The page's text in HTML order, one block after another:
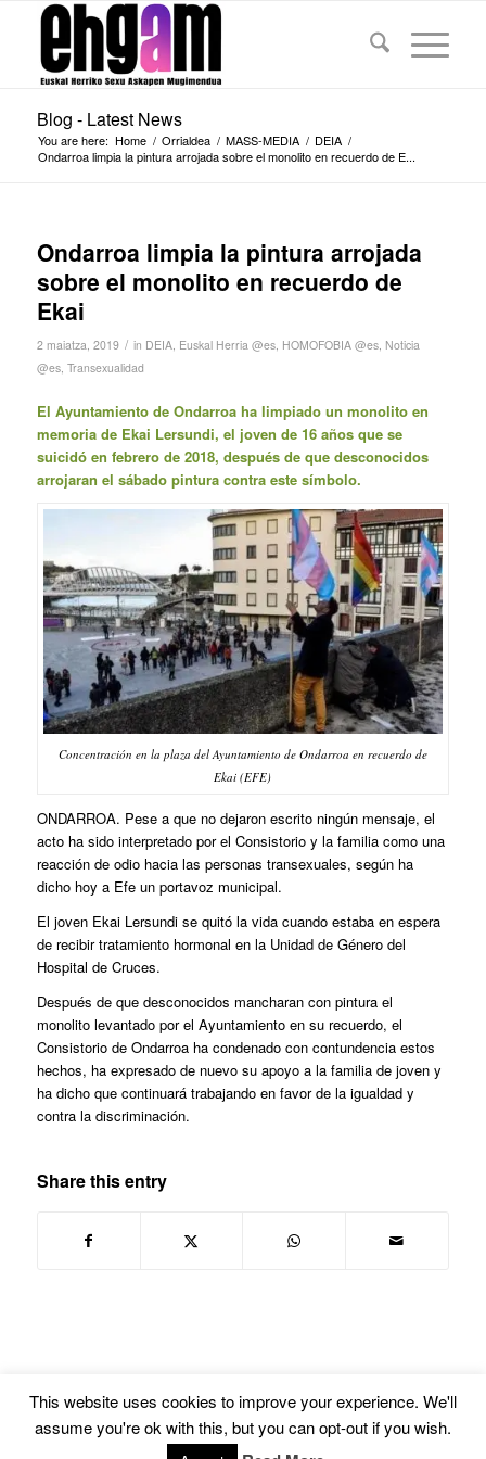
Blog - Latest News
You are here: Home / Orrialdea / MASS-MEDIA / DEIA /
Ondarroa limpia la pintura arrojada sobre el monolito en recuerdo de E...
Ondarroa limpia la pintura arrojada
sobre el monolito en recuerdo de
Ekai
2 maiatza, 2019 / in DEIA, Euskal Herria @es, HOMOFOBIA @es, Noticia
@es, Transexualidad
El Ayuntamiento de Ondarroa ha limpiado un monolito en
memoria de Ekai Lersundi, el joven de 16 años que se
suicidó en febrero de 2018, después de que desconocidos
arrojaran el sábado pintura contra este símbolo.
Concentración en la plaza del Ayuntamiento de Ondarroa en recuerdo de
Ekai (EFE)
ONDARROA. Pese a que no dejaron escrito ningún mensaje, el
acto ha sido interpretado por el Consistorio y la familia como una
reacción de odio hacia las personas transexuales, según ha
dicho hoy a Efe un portavoz municipal.
El joven Ekai Lersundi se quitó la vida cuando estaba en espera
de recibir tratamiento hormonal en la Unidad de Género del
Hospital de Cruces.
Después de que desconocidos mancharan con pintura el
monolito levantado por el Ayuntamiento en su recuerdo, el
Consistorio de Ondarroa ha condenado con contundencia estos
hechos, ha expresado de nuevo su apoyo a la familia de joven y
ha dicho que continuará trabajando en favor de la igualdad y
contra la discriminación.
Share this entry
© Copyright -Euskal Herriko Gay-Les Askapen Mugimendua- powered by
This website uses cookies to improve your experience. We'll
assume you're ok with this, but you can opt-out if you wish.